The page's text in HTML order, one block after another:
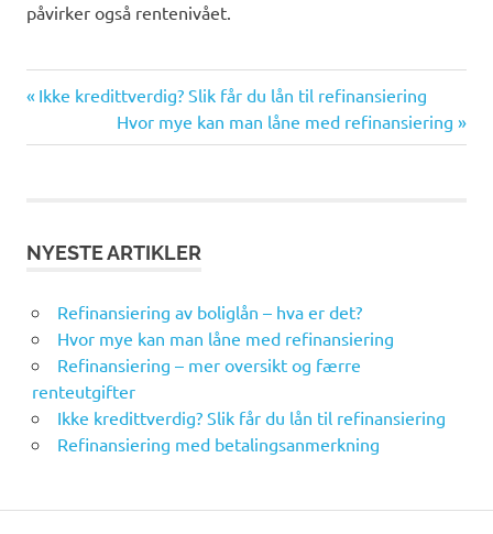
påvirker også rentenivået.
Post
navigation
Previous
Ikke kredittverdig? Slik får du lån til refinansiering
Next
Post:
Hvor mye kan man låne med refinansiering
NYESTE ARTIKLER
Refinansiering av boliglån – hva er det?
Hvor mye kan man låne med refinansiering
Refinansiering – mer oversikt og færre
renteutgifter
Ikke kredittverdig? Slik får du lån til refinansiering
Refinansiering med betalingsanmerkning